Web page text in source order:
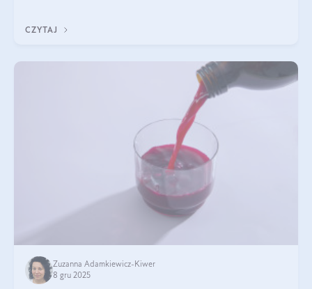
CZYTAJ
Zuzanna Adamkiewicz-Kiwer
8 gru 2025